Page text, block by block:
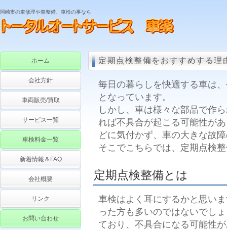
岡崎市の車修理や車整備、車検の事なら
定期点検整備をおすすめする理
毎日の暮らしを快適する車は
となっています。
しかし、車は様々な部品で作
れば不具合が起こる可能性が
どに気付かず、車の大きな故
そこでこちらでは、定期点検
定期点検整備とは
車検はよく耳にするかと思い
った方も多いのではないでし
ており、不具合になる可能性
ホーム
会社方針
車両販売/買取
サービス一覧
車検料金一覧
新着情報＆FAQ
会社概要
リンク
お問い合わせ